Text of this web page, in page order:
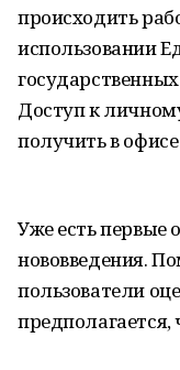
происходить
использовании
Доступ к
получить в
Уже есть первые
нововведения.
пользователи